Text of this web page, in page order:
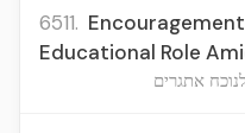
6511.
Educational Role
אתגרים